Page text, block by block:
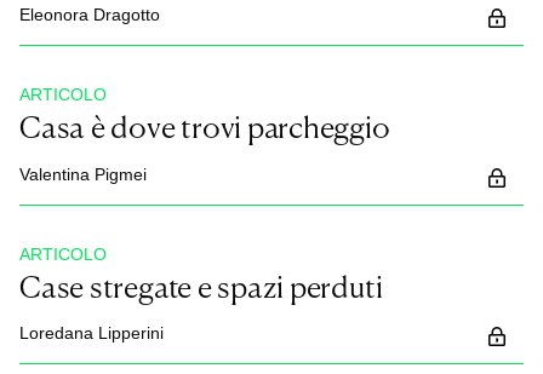
Eleonora Dragotto
ARTICOLO
Casa è dove trovi parcheggio
Valentina Pigmei
ARTICOLO
Case stregate e spazi perduti
Loredana Lipperini